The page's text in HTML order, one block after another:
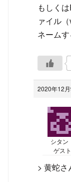
もしく
ァイル
ネーム
2020年12
シタン
ゲスト
> 黄蛇さ